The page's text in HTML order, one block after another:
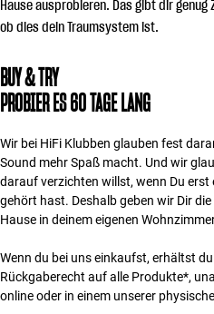
Systeme
Kabel
INSPIRATION
MARKEN
NEUHEITEN
ANGEBOTE
Hause ausprobieren. Das gibt dir
ob dies dein Traumsystem ist.
BUY & TRY
PROBIER ES 60 TAGE LANG
Wir bei HiFi Klubben glauben fest
Sound mehr Spaß macht. Und wir
darauf verzichten willst, wenn Du erst
gehört hast. Deshalb geben wir Dir
Hause in deinem eigenen
Wenn du bei uns einkaufst, erhältst
Rückgaberecht auf alle Produkte*,
online oder in einem unserer